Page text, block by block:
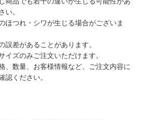
い。
ほつれ・シワが生じる場合がございま
差があることがあります。
ズのみご注文いただけます。
、数量、お客様情報など、ご注文内容に
認ください。